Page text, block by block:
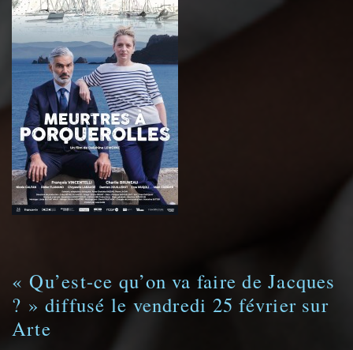
« Qu’est-ce qu’on va faire de Jacques
? » diffusé le vendredi 25 février sur
Arte